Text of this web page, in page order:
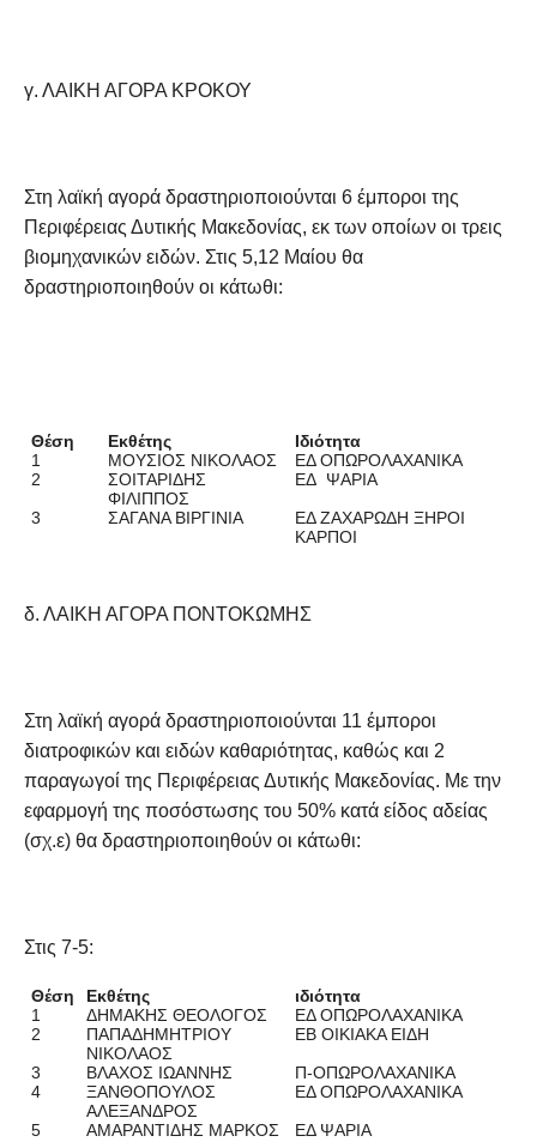
γ. ΛΑΙΚΗ ΑΓΟΡΑ ΚΡΟΚΟΥ
Στη λαϊκή αγορά δραστηριοποιούνται 6 έμποροι της
Περιφέρειας Δυτικής Μακεδονίας, εκ των οποίων οι τρεις
βιομηχανικών ειδών. Στις 5,12 Μαίου θα
δραστηριοποιηθούν οι κάτωθι:
Θέση Εκθέτης
Ιδιότητα
1
ΜΟΥΣΙΟΣ ΝΙΚΟΛΑΟΣ
ΕΔ ΟΠΩΡΟΛΑΧΑΝΙΚΑ
2
ΣΟΙΤΑΡΙΔΗΣ
ΦΙΛΙΠΠΟΣ
ΕΔ ΨΑΡΙΑ
3
ΣΑΓΑΝΑ ΒΙΡΓΙΝΙΑ
ΕΔ ΖΑΧΑΡΩΔΗ ΞΗΡΟΙ
ΚΑΡΠΟΙ
δ. ΛΑΙΚΗ ΑΓΟΡΑ ΠΟΝΤΟΚΩΜΗΣ
Στη λαϊκή αγορά δραστηριοποιούνται 11 έμποροι
διατροφικών και ειδών καθαριότητας, καθώς και 2
παραγωγοί της Περιφέρειας Δυτικής Μακεδονίας. Με την
εφαρμογή της ποσόστωσης του 50% κατά είδος αδείας
(σχ.ε) θα δραστηριοποιηθούν οι κάτωθι:
Στις 7-5:
Θέση Εκθέτης
ιδιότητα
1
ΔΗΜΑΚΗΣ ΘΕΟΛΟΓΟΣ
ΕΔ ΟΠΩΡΟΛΑΧΑΝΙΚΑ
2
ΠΑΠΑΔΗΜΗΤΡΙΟΥ
ΝΙΚΟΛΑΟΣ
ΕΒ ΟΙΚΙΑΚΑ ΕΙΔΗ
3
ΒΛΑΧΟΣ ΙΩΑΝΝΗΣ
Π-ΟΠΩΡΟΛΑΧΑΝΙΚΑ
4
ΞΑΝΘΟΠΟΥΛΟΣ
ΑΛΕΞΑΝΔΡΟΣ
ΕΔ ΟΠΩΡΟΛΑΧΑΝΙΚΑ
5
ΑΜΑΡΑΝΤΙΔΗΣ ΜΑΡΚΟΣ
ΕΔ ΨΑΡΙΑ